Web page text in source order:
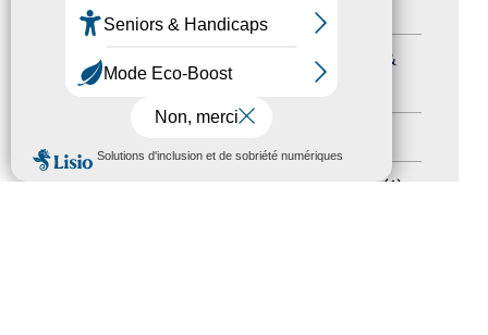
MENU
Journées nationales Tourisme &
Handicap
(1)